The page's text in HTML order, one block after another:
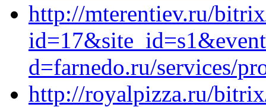
http://mterentiev.ru/
d=farnedo.ru/services/
http://royalpizza.ru/